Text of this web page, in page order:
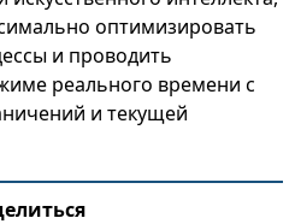
оптимизировать
и проводить
реального времени с
и текущей